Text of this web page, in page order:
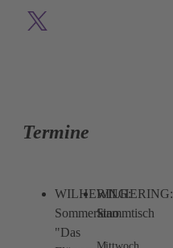
Termine
WILHERING:
Sommerkino
"Das
WILHERING:
Stammtisch